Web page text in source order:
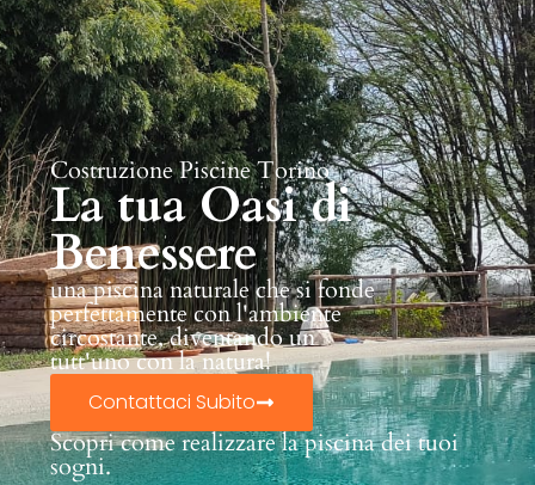
Costruzione Piscine Torino
La tua Oasi di
Benessere
una piscina naturale che si fonde
perfettamente con l'ambiente
circostante, diventando un
tutt'uno con la natura!
Contattaci Subito
Scopri come realizzare la piscina dei tuoi
sogni.